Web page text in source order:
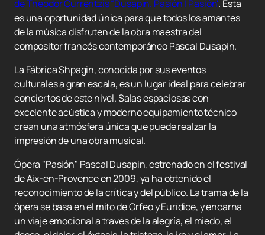
de Theodor Currentzis “Dusapin. Pasión | Pasión'. Esta
es una oportunidad única para que todos los amantes
de la música disfruten de la obra maestra del
compositor francés contemporáneo Pascal Dusapin.
La Fábrica Shpagin, conocida por sus eventos
culturales a gran escala, es un lugar ideal para celebrar
conciertos de este nivel. Salas espaciosas con
excelente acústica y moderno equipamiento técnico
crean una atmósfera única que puede realzar la
impresión de una obra musical.
Ópera "Pasión" Pascal Dusapin, estrenado en el festival
de Aix-en-Provence en 2009, ya ha obtenido el
reconocimiento de la crítica y del público. La trama de la
ópera se basa en el mito de Orfeo y Eurídice, y encarna
un viaje emocional a través de la alegría, el miedo, el